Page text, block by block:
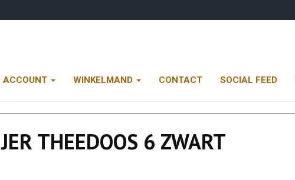
ACCOUNT WINKELMAND CONTACT SOCIAL FEED
THEEDOOS 6 ZWART